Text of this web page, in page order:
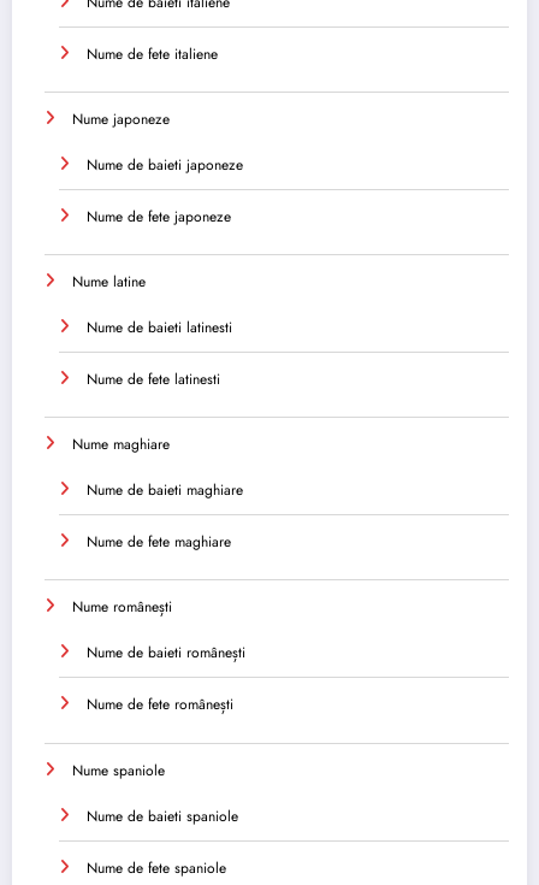
Nume de fete italiene
Nume japoneze
Nume de baieti japoneze
Nume de fete japoneze
Nume latine
Nume de baieti latinesti
Nume de fete latinesti
Nume maghiare
Nume de baieti maghiare
Nume de fete maghiare
Nume românești
Nume de baieti românești
Nume de fete românești
Nume spaniole
Nume de baieti spaniole
Nume de fete spaniole